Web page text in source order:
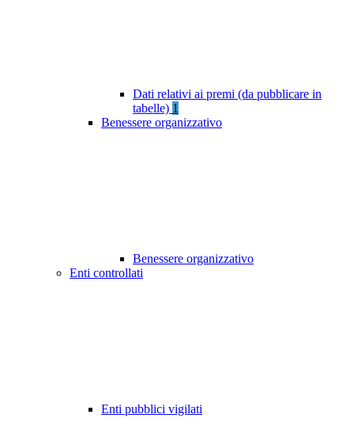
Dati relativi ai premi (da pubblicare in
tabelle) 1
Benessere organizzativo
Benessere organizzativo
Enti controllati
Enti pubblici vigilati